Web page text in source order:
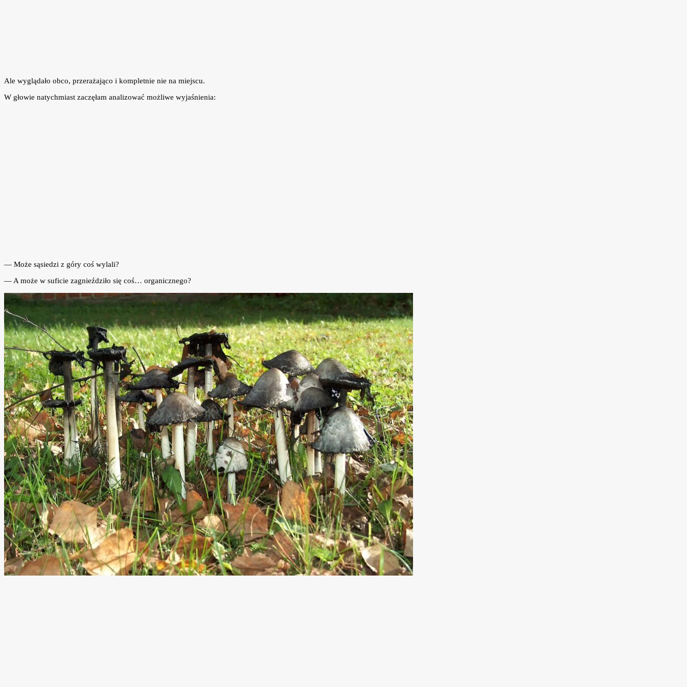
Ale wyglądało obco, przerażająco i kompletnie nie na miejscu.
W głowie natychmiast zaczęłam analizować możliwe wyjaśnienia:
— Może sąsiedzi z góry coś wylali?
— A może w suficie zagnieździło się coś… organicznego?